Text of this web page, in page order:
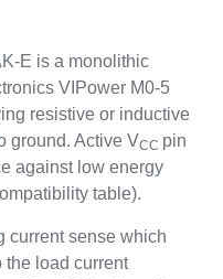
E is a monolithic
VIPower M0-5
resistive or inductive
ground. Active VCC pin
against low energy
table).
current sense which
the load current